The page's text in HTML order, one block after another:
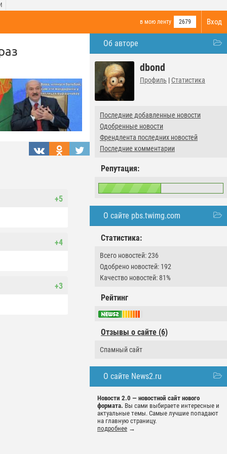
Вход
в мою ленту 2679
Об авторе
dbond
Профиль | Статистика
Последние добавленные новости
Одобренные новости
Френдлента последних новостей
Последние комментарии
Репутация:
О сайте pbs.twimg.com
Статистика:
Всего новостей: 236
Одобрено новостей: 192
Качество новостей: 81%
Рейтинг
Отзывы о сайте (6)
Спамный сайт
О сайте News2.ru
Новости 2.0 — новостной сайт нового
формата. Вы сами выбираете интересные и
актуальные темы. Самые лучшие попадают
на главную страницу.
подробнее →
+5
+4
+3